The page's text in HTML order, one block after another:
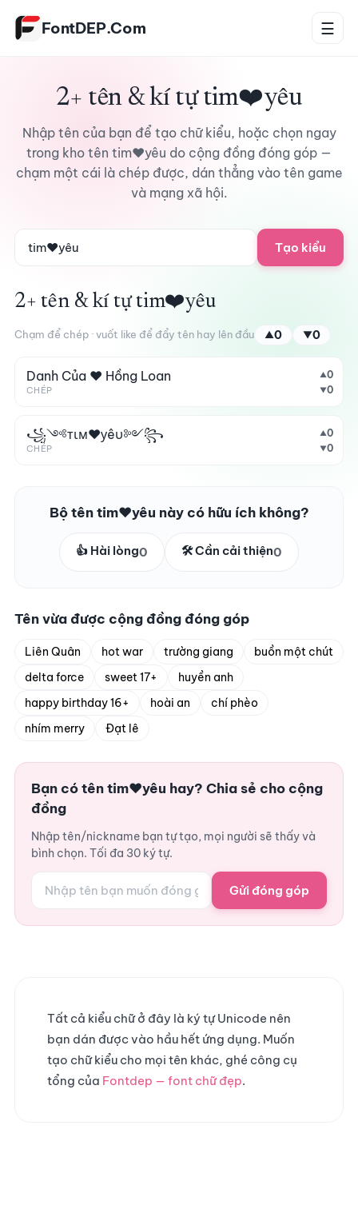
FontDEP.Com ☰
2+ tên & kí tự tim❤️yêu
Nhập tên của bạn để tạo chữ kiểu, hoặc chọn ngay
trong kho tên tim❤️yêu do cộng đồng đóng góp —
chạm một cái là chép được, dán thẳng vào tên game
và mạng xã hội.
Tạo kiểu
2+ tên & kí tự tim❤️yêu
Chạm để chép · vuốt like để đẩy tên hay lên đầu ▲0 ▼0
Danh Của ♥️ Hồng Loan
CHÉP
▲0
▼0
꧁༺тιм❤️уêυ༻꧂
CHÉP
▲0
▼0
Bộ tên tim❤️yêu này có hữu ích không?
👍 Hài lòng0 🛠️ Cần cải thiện0
Tên vừa được cộng đồng đóng góp
Liên Quân hot war trường giang
buồn một chút
delta force
sweet 17+
huyền anh
happy birthday 16+
hoài an
chí phèo
nhím merry
Đạt lê
Bạn có tên tim❤️yêu hay? Chia sẻ cho cộng
đồng
Nhập tên/nickname bạn tự tạo, mọi người sẽ thấy và
bình chọn. Tối đa 30 ký tự.
Gửi đóng góp
Tất cả kiểu chữ ở đây là ký tự Unicode nên
bạn dán được vào hầu hết ứng dụng. Muốn
tạo chữ kiểu cho mọi tên khác, ghé công cụ
tổng của Fontdep — font chữ đẹp.